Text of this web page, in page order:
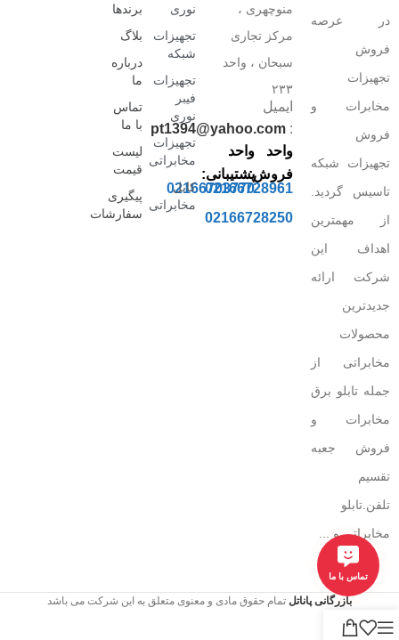
در عرصه
فروش
تجهیزات
مخابرات و
فروش
تجهیزات شبکه
تاسیس گردید.
از مهمترین
اهداف این
شرکت ارائه
جدیدترین
محصولات
مخابراتی از
جمله تابلو برق
مخابرات و
فروش جعبه
تقسیم
تلفن.تابلو
مخابراتی و ...
منوچهری ،
مرکز تجاری
سبحان ، واحد
۲۳۳
ایمیل
:
pt1394@yahoo.com
واحد
فروش:
02166728961
02166728250
واحد
پشتیبانی:
02166703770
نوری
تجهیزات
شبکه
تجهیزات
فیبر
نوری
تجهیزات
مخابراتی
کابل
مخابراتی
برندها
بلاگ
درباره
ما
تماس
با ما
لیست
قیمت
پیگیری
سفارشات
بازرگانی پاناتل تمام حقوق مادی و معنوی متعلق به این شرکت می باشد
تماس با ما